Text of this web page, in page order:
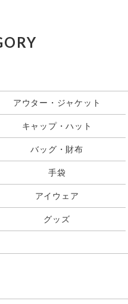
アウター・ジャケット
キャップ・ハット
バッグ・財布
手袋
アイウェア
グッズ